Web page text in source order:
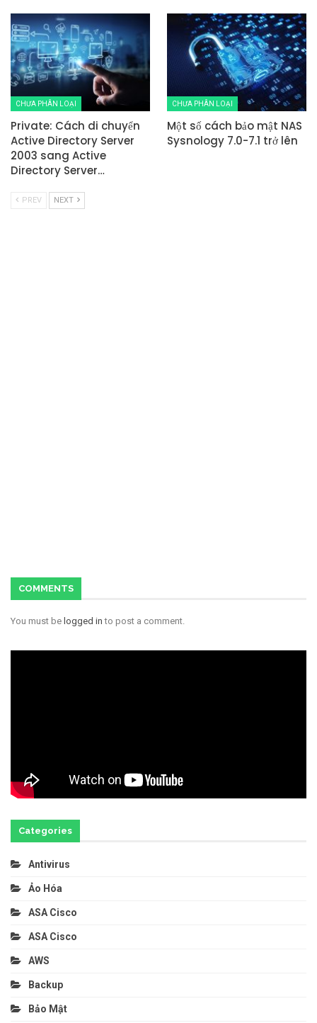
CHƯA PHÂN LOẠI
Private: Cách di chuyển
Active Directory Server
2003 sang Active
Directory Server…
CHƯA PHÂN LOẠI
Một số cách bảo mật NAS
Sysnology 7.0-7.1 trở lên
PREV NEXT
COMMENTS
You must be logged in to post a comment.
Categories
Antivirus
Ảo Hóa
ASA Cisco
ASA Cisco
AWS
Backup
Bảo Mật